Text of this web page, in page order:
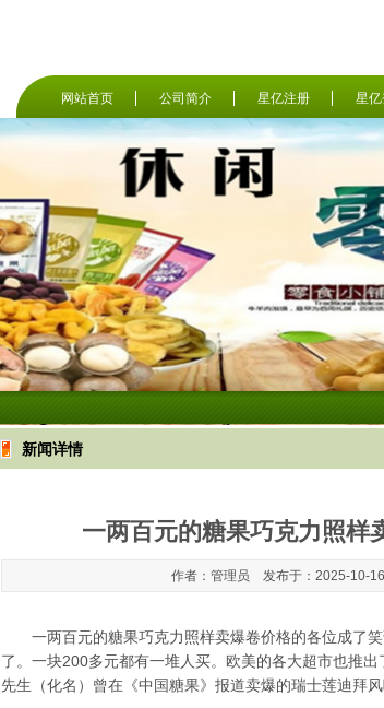
网站首页 公司简介 星亿注册 星
新闻详情
一两百元的糖果巧克力照样
作者：管理员 发布于：2025-10-
一两百元的糖果巧克力照样卖爆卷价格的各位成了笑
了。一块200多元都有一堆人买。欧美的各大超市也推
先生（化名）曾在《中国糖果》报道卖爆的瑞士莲迪拜